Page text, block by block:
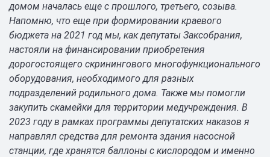
домом началась еще с прошлого, третьего, созыва.
Напомню, что еще при формировании краевого
бюджета на 2021 год мы, как депутаты Заксобрания,
настояли на финансировании приобретения
дорогостоящего скринингового многофункционального
оборудования, необходимого для разных
подразделений родильного дома. Также мы помогли
закупить скамейки для территории медучреждения. В
2023 году в рамках программы депутатских наказов я
направлял средства для ремонта здания насосной
станции, где хранятся баллоны с кислородом и именно